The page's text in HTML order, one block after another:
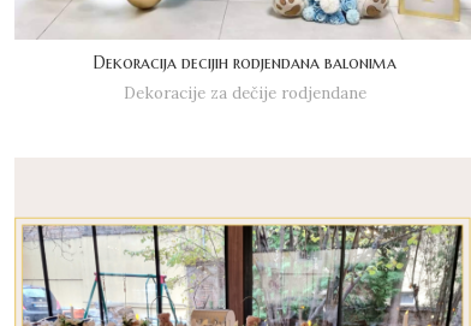
Dekoracija decijih rodjendana balonima
Dekoracije za dečije rodjendane